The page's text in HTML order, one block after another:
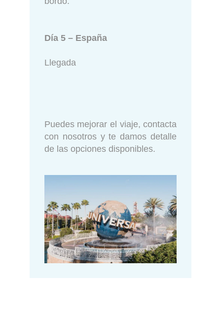
Día 5 – España
Llegada
Puedes mejorar el viaje, contacta
con nosotros y te damos detalle
de las opciones disponibles.